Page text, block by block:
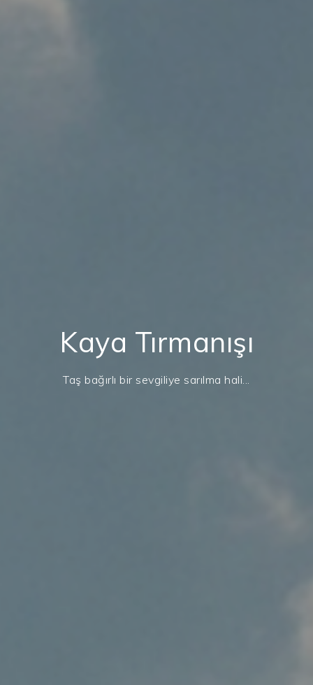
Kaya Tırmanışı
Taş bağırlı bir sevgiliye sarılma hali...